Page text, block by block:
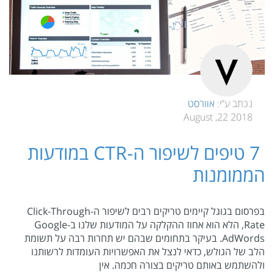
נכתב ע”י: אוורסט
2018 22, August
7 טיפים לשיפור ה-CTR במודעות
הממומנות
בפרסום בגוגל קיימים טריקים רבים לשיפור ה-Click-Through
Rate, הלא הוא אחוז ההקלקה על המודעות שלנו ב-Google
AdWords. בעיקר בתחומים שבהם יש תחרות רבה על תשומת
הלב של הגולש, כדאי לנצל את האפשרויות העומדות לרשותנו
ולהשתמש באותם טריקים בצורה חכמה. אין